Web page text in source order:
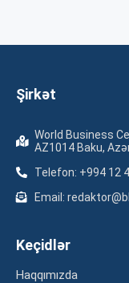
Şirkət
World Business
AZ1014 Baku,
Telefon: +994 12
Email:
Keçidlər
Haqqımızda